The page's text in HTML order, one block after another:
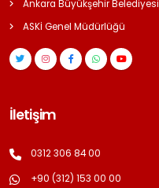
Ankara Büyükşehir Belediyesi
ASKİ Genel Müdürlüğü
İletişim
0312 306 84 00
+90 (312) 153 00 00